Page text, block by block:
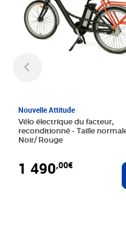
Nouvelle Attitude
Vélo électrique du facteur,
reconditionné - Taille normale -
Noir/ Rouge
1 490,00€